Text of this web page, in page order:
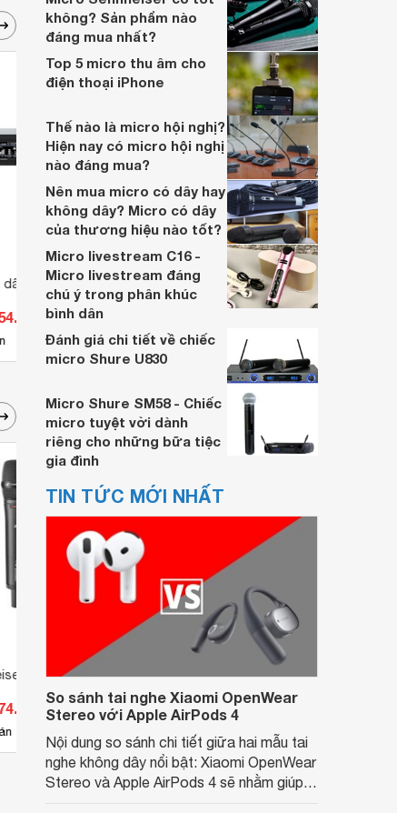
dây Shure
đ
Đầu Micro Shure RPW184
Có 1 nơi bán
EW 100 G4-
đ
Micro Sennheiser EW 100 G4-
845-S
Giá từ 20.900.000 đ
nơi bán
nhau. Vậy micro cổ ngỗng dùng trong
trường hợp nào và loại nào đang được
chuộng nhất?
không? Sản phẩm nào
đáng mua nhất?
Top 5 micro thu âm cho
điện thoại iPhone
Thế nào là micro hội nghị?
Hiện nay có micro hội nghị
nào đáng mua?
Nên mua micro có dây hay
không dây? Micro có dây
của thương hiệu nào tốt?
Micro livestream C16 -
Micro livestream đáng
chú ý trong phân khúc
bình dân
Đánh giá chi tiết về chiếc
micro Shure U830
Micro Shure SM58 - Chiếc
micro tuyệt vời dành
riêng cho những bữa tiệc
gia đình
TIN TỨC MỚI NHẤT
So sánh tai nghe Xiaomi OpenWear
Stereo với Apple AirPods 4
Nội dung so sánh chi tiết giữa hai mẫu tai
nghe không dây nổi bật: Xiaomi OpenWear
Stereo và Apple AirPods 4 sẽ nhằm giúp